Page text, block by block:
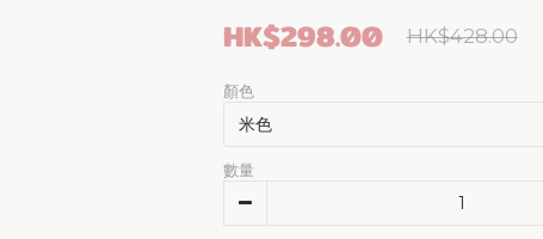
HK$298.00 HK$428.00
顏色
數量